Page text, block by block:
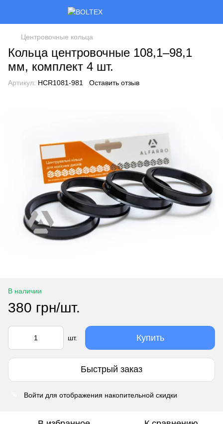
Центровочные кольца
Кольца центровочные 108,1–98,1
мм, комплект 4 шт.
Артикул: HCR1081-981 Оставить отзыв
В наличии
380 грн/шт.
шт. Купить
Быстрый заказ
Войти для отображения накопительной скидки